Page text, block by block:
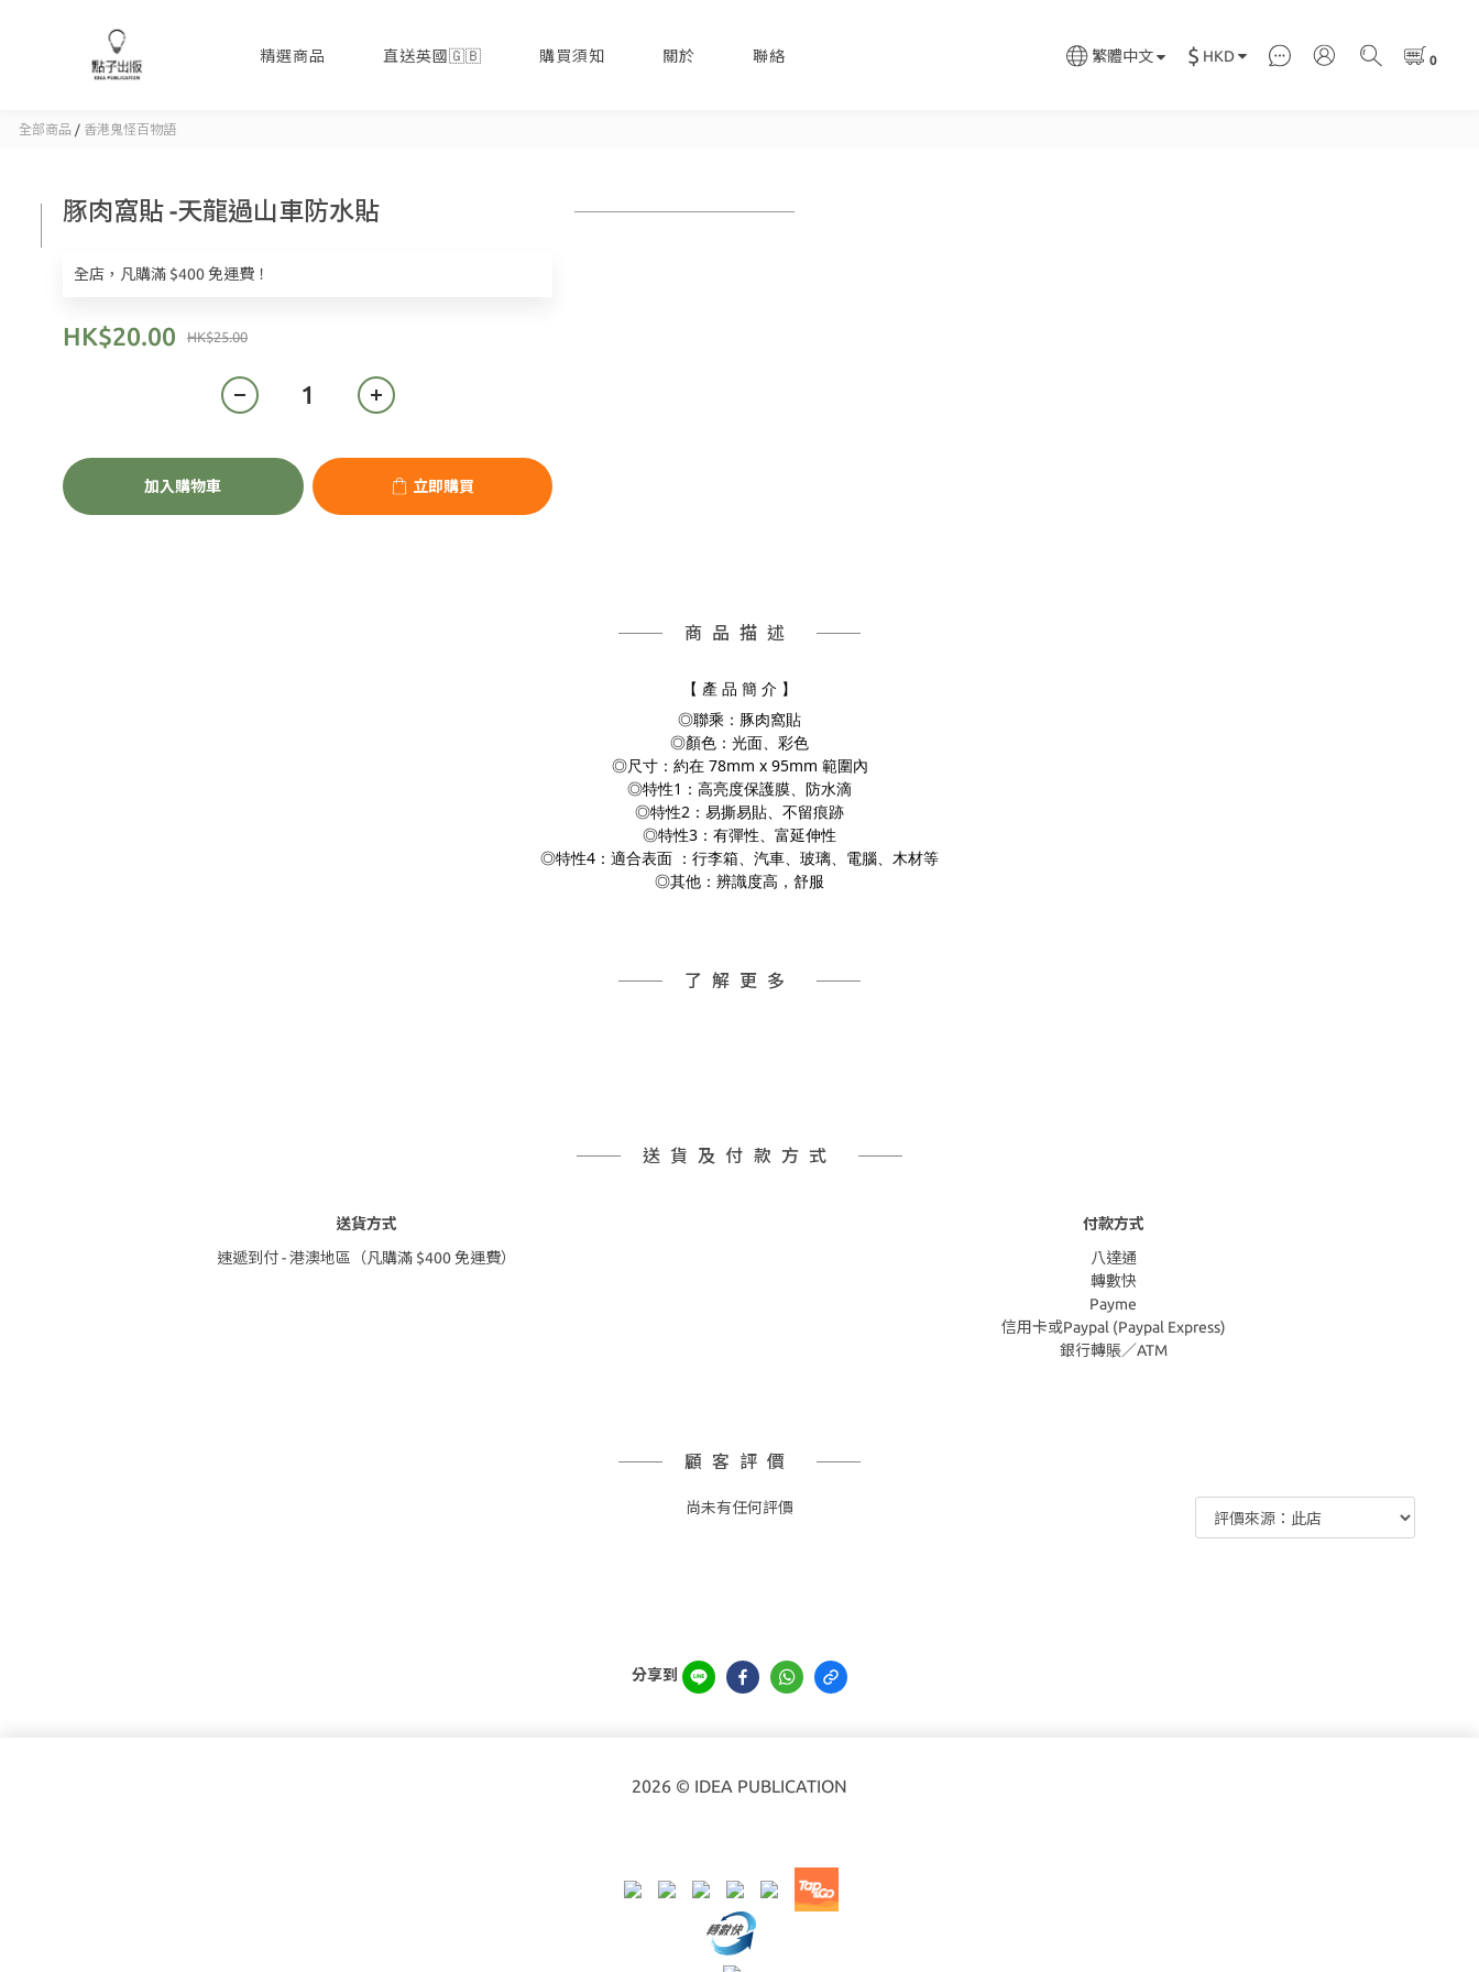
精選商品 直送英國🇬🇧 購買須知 關於 聯絡 繁體中文 $ HKD
全部商品 / 香港鬼怪百物語
豚肉窩貼 -天龍過山車防水貼
全店，凡購滿 $400 免運費！
HK$25.00
HK$20.00
加入購物車 立即購買
商品描述
【 產 品 簡 介 】
◎聯乘：豚肉窩貼
◎顏色：光面、彩色
◎尺寸：約在 78mm x 95mm 範圍內
◎特性1：高亮度保護膜、防水滴
◎特性2：易撕易貼、不留痕跡
◎特性3：有彈性、富延伸性
◎特性4：適合表面 ：行李箱、汽車、玻璃、電腦、 木材等
◎其他：辨識度高，舒服
了解更多
送貨及付款方式
送貨方式
速遞到付 - 港澳地區（凡購滿 $400 免運費）
付款方式
八達通
轉數快
Payme
信用卡或Paypal (Paypal Express)
銀行轉賬／ATM
顧客評價
尚未有任何評價
分享到
2026 © IDEA PUBLICATION